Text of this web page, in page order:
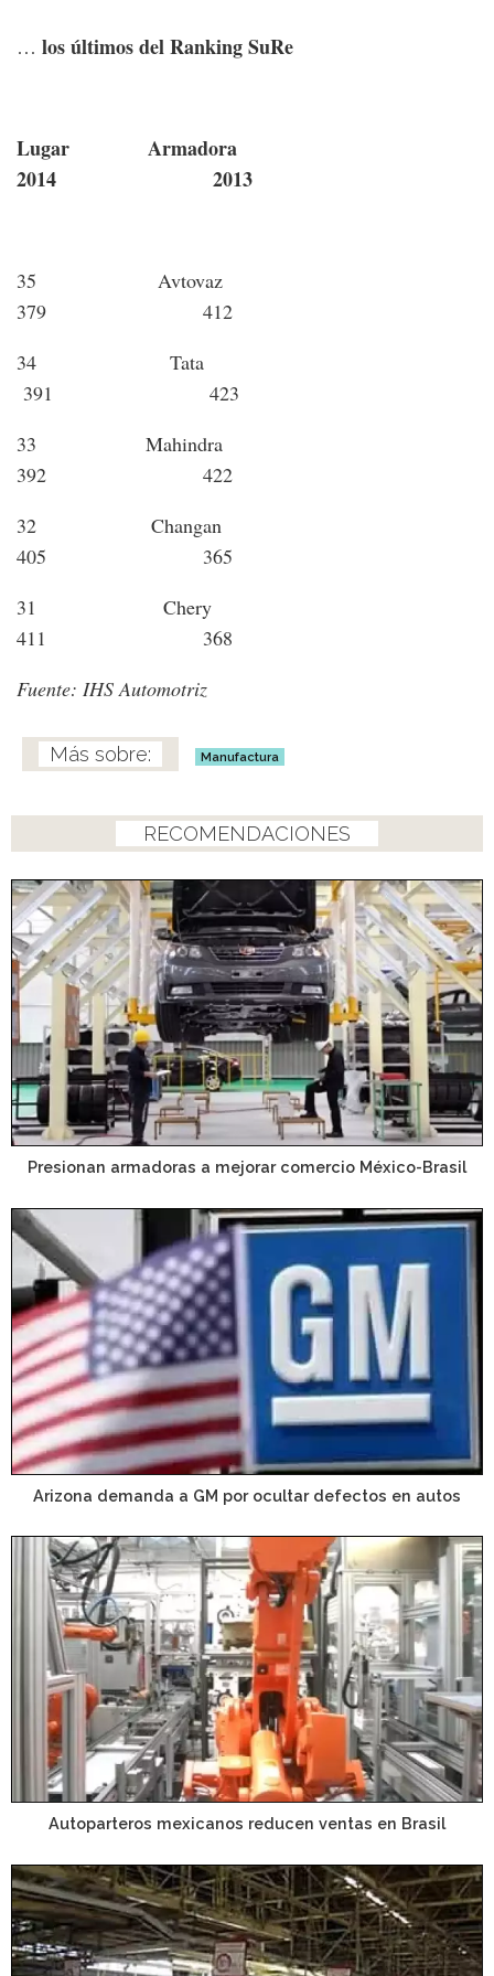
… los últimos del Ranking SuRe
Lugar Armadora
2014 2013
35 Avtovaz
379 412
34 Tata
391 423
33 Mahindra
392 422
32 Changan
405 365
31 Chery
411 368
Fuente: IHS Automotriz
Manufactura
RECOMENDACIONES
Presionan armadoras a mejorar comercio México-Brasil
Arizona demanda a GM por ocultar defectos en autos
Autoparteros mexicanos reducen ventas en Brasil